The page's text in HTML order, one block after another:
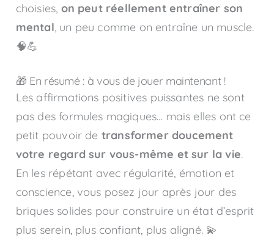
choisies, on peut réellement entraîner son
mental, un peu comme on entraîne un muscle.
🧠💪
🎁 En résumé : à vous de jouer maintenant !
Les affirmations positives puissantes ne sont
pas des formules magiques… mais elles ont ce
petit pouvoir de transformer doucement
votre regard sur vous-même et sur la vie.
En les répétant avec régularité, émotion et
conscience, vous posez jour après jour des
briques solides pour construire un état d’esprit
plus serein, plus confiant, plus aligné. 💫